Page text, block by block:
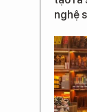
nghệ